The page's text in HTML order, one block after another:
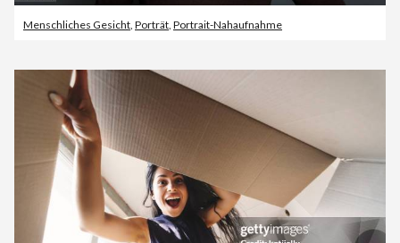
Menschliches Gesicht, Porträt, Portrait-Nahaufnahme